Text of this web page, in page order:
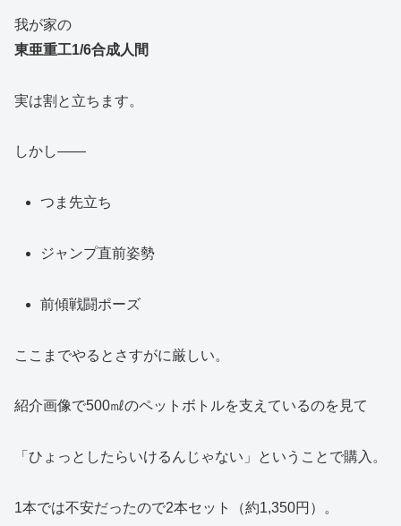
我が家の
東亜重工1/6合成人間
実は割と立ちます。
しかし――
つま先立ち
ジャンプ直前姿勢
前傾戦闘ポーズ
ここまでやるとさすがに厳しい。
紹介画像で500㎖のペットボトルを支えているのを見て
「ひょっとしたらいけるんじゃない」ということで購入。
1本では不安だったので2本セット（約1,350円）。